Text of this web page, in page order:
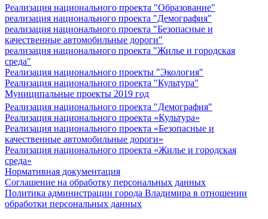
Реализация национального проекта "Образование"
реализация национального проекта "Демография"
реализация национального проекта "Безопасные и
качественные автомобильные дороги"
реализация национального проекта "Жилье и городская
среда"
Реализация национального проекты "Экология"
Реализация национального проекта "Культура"
Муниципальные проекты 2019 год
Реализация национального проекта "Демография"
Реализация национального проекта «Культура»
Реализация национального проекта «Безопасные и
качественные автомобильные дороги»
Реализация национального проекта «Жилье и городская
среда»
Нормативная документация
Соглашение на обработку персональных данных
Политика администрации города Владимира в отношении
обработки персональных данных